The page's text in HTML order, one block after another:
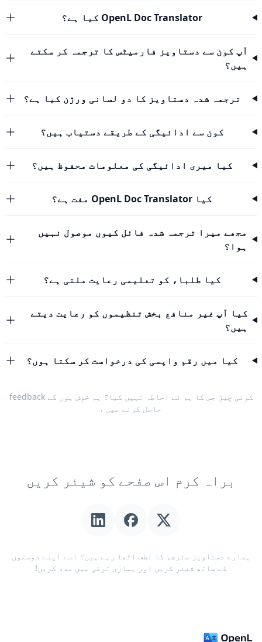
OpenL Doc Translator کیا ہے؟
آپ کون سے دستاویز فارمیٹس کا ترجمہ کر سکتے
ہیں؟
ترجمہ شدہ دستاویز کا دو لسانی ورژن کیا ہے؟
کون سے ادائیگی کے طریقے دستیاب ہیں؟
کیا میری ادائیگی کی معلومات محفوظ ہیں؟
کیا OpenL Doc Translator مفت ہے؟
مجھے میرا ترجمہ شدہ فائل کیوں موصول نہیں
ہوا؟
کیا طلباء کو تعلیمی رعایت ملتی ہے؟
کیا آپ غیر منافع بخش تنظیموں کو رعایت دیتے
ہیں؟
کیا میں رقم واپسی کی درخواست کر سکتا ہوں؟
کوئی چیز جس کا ہم نے احاطہ نہیں کیا؟ ہم خوش ہوں گےfeedback
حاصل کرنے میں .
براہ کرم اس صفحے کو شیئر کریں
ہمارے دستاویز مترجم کا لطف اٹھا رہے ہیں؟ اسے اپنے دوستوں
کے ساتھ شیئر کریں اور ہماری ترقی میں مدد کریں!